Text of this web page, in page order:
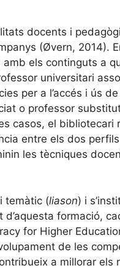
docents i
(Øvern, 2014).
els continguts a
universitari
per a l’accés i ús
o professor
casos, el bibliotecari
entre els dos
les tècniques
temàtic (liason) i
formació,
for Higher
de les
a millorar